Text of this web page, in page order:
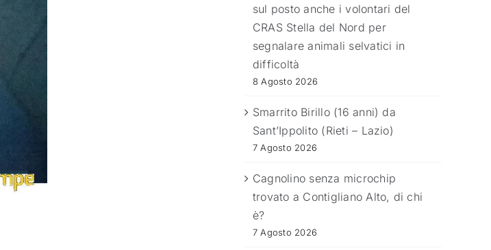
sul posto anche i volontari del
CRAS Stella del Nord per
segnalare animali selvatici in
difficoltà
8 Agosto 2026
Smarrito Birillo (16 anni) da
Sant’Ippolito (Rieti – Lazio)
7 Agosto 2026
Cagnolino senza microchip
trovato a Contigliano Alto, di chi
è?
7 Agosto 2026